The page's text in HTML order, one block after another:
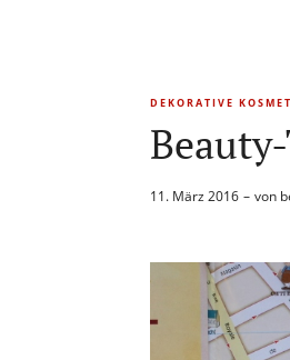
DEKORATIVE
11. März 2016 von